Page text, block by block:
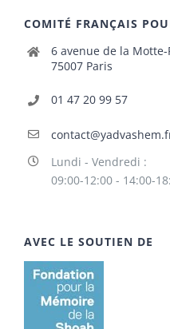
COMITÉ FRANÇAIS
6 avenue de la
75007 Paris
01 47 20 99 57
Lundi - Vendredi :
09:00-12:00 - 14:00-
AVEC LE SOUTIEN DE